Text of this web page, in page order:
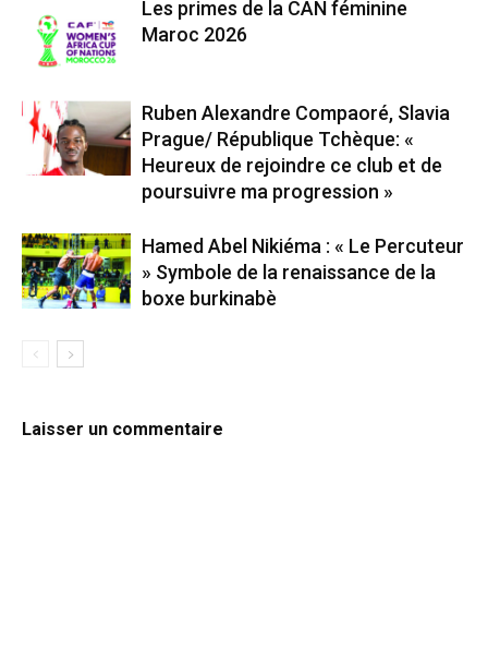
Les primes de la CAN féminine
Maroc 2026
Ruben Alexandre Compaoré, Slavia
Prague/ République Tchèque: «
Heureux de rejoindre ce club et de
poursuivre ma progression »
Hamed Abel Nikiéma : « Le Percuteur
» Symbole de la renaissance de la
boxe burkinabè
Laisser un commentaire